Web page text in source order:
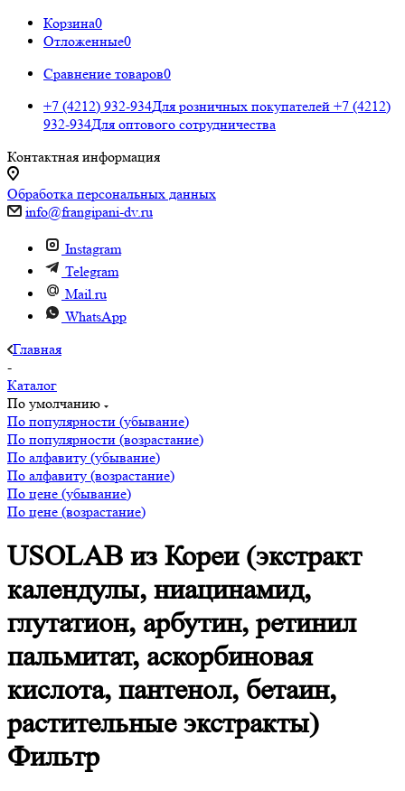
Корзина0
Отложенные0
Сравнение товаров0
+7 (4212) 932-934Для розничных покупателей +7 (4212)
932-934Для оптового сотрудничества
Контактная информация
Обработка персональных данных
info@frangipani-dv.ru
Instagram
Telegram
Mail.ru
WhatsApp
Главная
-
Каталог
По умолчанию
По популярности (убывание)
По популярности (возрастание)
По алфавиту (убывание)
По алфавиту (возрастание)
По цене (убывание)
По цене (возрастание)
USOLAB из Кореи (экстракт
календулы, ниацинамид,
глутатион, арбутин, ретинил
пальмитат, аскорбиновая
кислота, пантенол, бетаин,
растительные экстракты)
Фильтр